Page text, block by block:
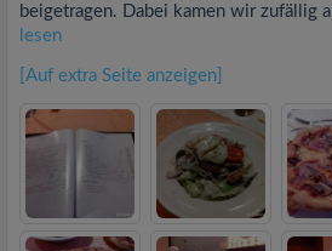
beigetragen. Dabei kamen wir zufällig
lesen
[Auf extra Seite anzeigen]